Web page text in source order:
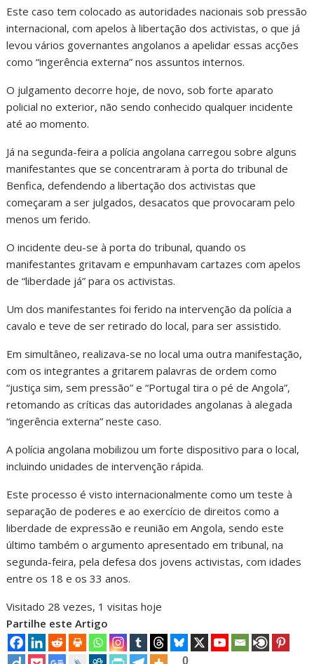
Este caso tem colocado as autoridades nacionais sob pressão
internacional, com apelos à libertação dos activistas, o que já
levou vários governantes angolanos a apelidar essas acções
como “ingerência externa” nos assuntos internos.
O julgamento decorre hoje, de novo, sob forte aparato
policial no exterior, não sendo conhecido qualquer incidente
até ao momento.
Já na segunda-feira a polícia angolana carregou sobre alguns
manifestantes que se concentraram à porta do tribunal de
Benfica, defendendo a libertação dos activistas que
começaram a ser julgados, desacatos que provocaram pelo
menos um ferido.
O incidente deu-se à porta do tribunal, quando os
manifestantes gritavam e empunhavam cartazes com apelos
de “liberdade já” para os activistas.
Um dos manifestantes foi ferido na intervenção da polícia a
cavalo e teve de ser retirado do local, para ser assistido.
Em simultâneo, realizava-se no local uma outra manifestação,
com os integrantes a gritarem palavras de ordem como
“justiça sim, sem pressão” e “Portugal tira o pé de Angola”,
retomando as críticas das autoridades angolanas à alegada
“ingerência externa” neste caso.
A polícia angolana mobilizou um forte dispositivo para o local,
incluindo unidades de intervenção rápida.
Este processo é visto internacionalmente como um teste à
separação de poderes e ao exercício de direitos como a
liberdade de expressão e reunião em Angola, sendo este
último também o argumento apresentado em tribunal, na
segunda-feira, pela defesa dos jovens activistas, com idades
entre os 18 e os 33 anos.
Visitado 28 vezes, 1 visitas hoje
Partilhe este Artigo
0